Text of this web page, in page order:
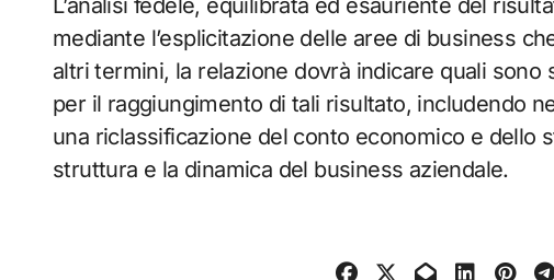
L’analisi fedele, equilibrata ed esauriente del
mediante l’esplicitazione delle aree di business
altri termini, la relazione dovrà indicare quali
per il raggiungimento di tali risultato, includendo
una riclassificazione del conto economico e dello
struttura e la dinamica del business aziendale.